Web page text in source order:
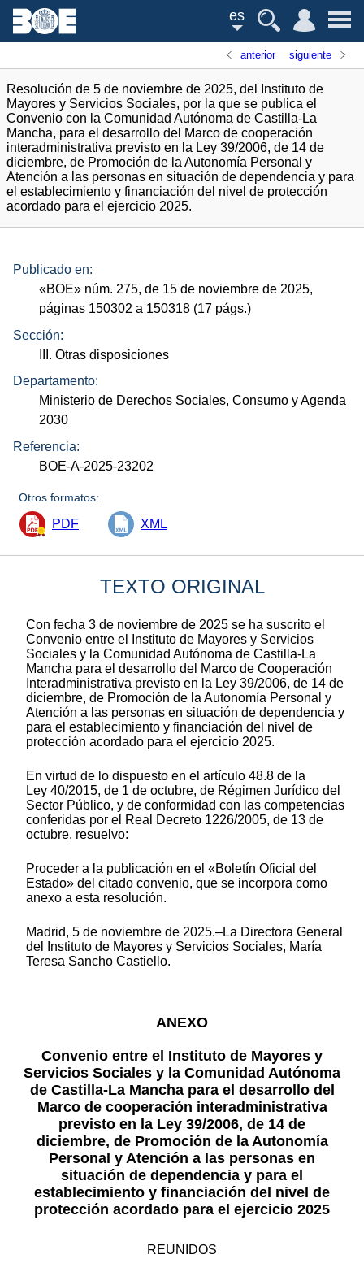
es
anterior siguiente
Resolución de 5 de noviembre de 2025, del Instituto de
Mayores y Servicios Sociales, por la que se publica el
Convenio con la Comunidad Autónoma de Castilla-La
Mancha, para el desarrollo del Marco de cooperación
interadministrativa previsto en la Ley 39/2006, de 14 de
diciembre, de Promoción de la Autonomía Personal y
Atención a las personas en situación de dependencia y para
el establecimiento y financiación del nivel de protección
acordado para el ejercicio 2025.
Publicado en:
«BOE» núm. 275, de 15 de noviembre de 2025,
páginas 150302 a 150318 (17 págs.)
Sección:
III. Otras disposiciones
Departamento:
Ministerio de Derechos Sociales, Consumo y Agenda
2030
Referencia:
BOE-A-2025-23202
Otros formatos:
PDF XML
TEXTO ORIGINAL
Con fecha 3 de noviembre de 2025 se ha suscrito el
Convenio entre el Instituto de Mayores y Servicios
Sociales y la Comunidad Autónoma de Castilla-La
Mancha para el desarrollo del Marco de Cooperación
Interadministrativa previsto en la Ley 39/2006, de 14 de
diciembre, de Promoción de la Autonomía Personal y
Atención a las personas en situación de dependencia y
para el establecimiento y financiación del nivel de
protección acordado para el ejercicio 2025.
En virtud de lo dispuesto en el artículo 48.8 de la
Ley 40/2015, de 1 de octubre, de Régimen Jurídico del
Sector Público, y de conformidad con las competencias
conferidas por el Real Decreto 1226/2005, de 13 de
octubre, resuelvo:
Proceder a la publicación en el «Boletín Oficial del
Estado» del citado convenio, que se incorpora como
anexo a esta resolución.
Madrid, 5 de noviembre de 2025.–La Directora General
del Instituto de Mayores y Servicios Sociales, María
Teresa Sancho Castiello.
ANEXO
Convenio entre el Instituto de Mayores y
Servicios Sociales y la Comunidad Autónoma
de Castilla-La Mancha para el desarrollo del
Marco de cooperación interadministrativa
previsto en la Ley 39/2006, de 14 de
diciembre, de Promoción de la Autonomía
Personal y Atención a las personas en
situación de dependencia y para el
establecimiento y financiación del nivel de
protección acordado para el ejercicio 2025
REUNIDOS